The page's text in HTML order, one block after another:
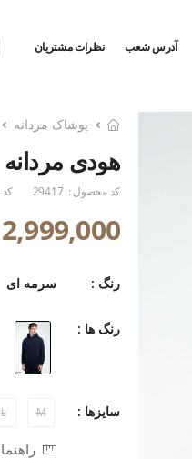
آدرس شعب نظرات مشتریان
پوشاک مردانه
هودی
کد محصول : 29417
2,999,000 تومان
رنگ : سرمه ای
رنگ ها :
سایزها : M
L